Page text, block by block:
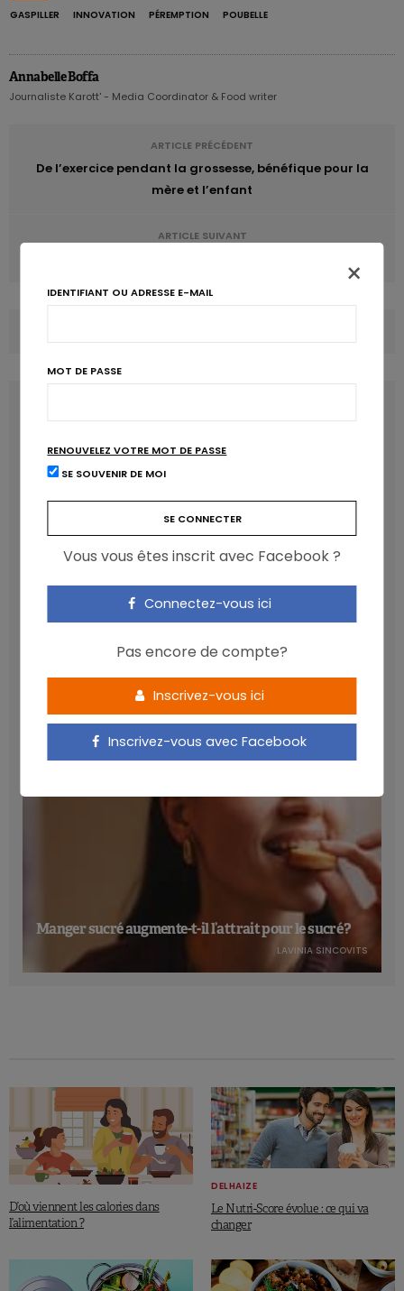
GASPILLER
INNOVATION PÉREMPTION POUBELLE
Annabelle Boffa
Journaliste Karott' - Media Coordinator & Food writer
ARTICLE PRÉCÉDENT
De l’exercice pendant la grossesse, bénéfique pour la
mère et l’enfant
ARTICLE SUIVANT
Les anthocyanines bénéfiques pour la santé
cardiométabolique
NICOLAS GUGGENBÜHL
Manger sucré augmente-t-il l’attrait pour le sucré ?
LAVINIA SINCOVITS
D’où viennent les calories dans
l’alimentation ?
DELHAIZE
Le Nutri-Score évolue : ce qui va
changer
×
IDENTIFIANT OU ADRESSE E-MAIL
MOT DE PASSE
RENOUVELEZ VOTRE MOT DE PASSE
SE SOUVENIR DE MOI
Vous vous êtes inscrit avec Facebook ?
Connectez-vous ici
Pas encore de compte?
Inscrivez-vous ici
Inscrivez-vous avec Facebook